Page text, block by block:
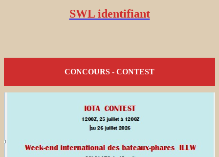
SWL identifiant
CONCOURS - CONTEST